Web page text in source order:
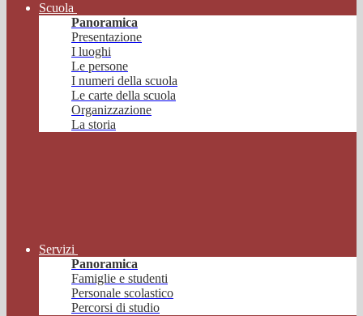
Scuola
Panoramica
Presentazione
I luoghi
Le persone
I numeri della scuola
Le carte della scuola
Organizzazione
La storia
Servizi
Panoramica
Famiglie e studenti
Personale scolastico
Percorsi di studio